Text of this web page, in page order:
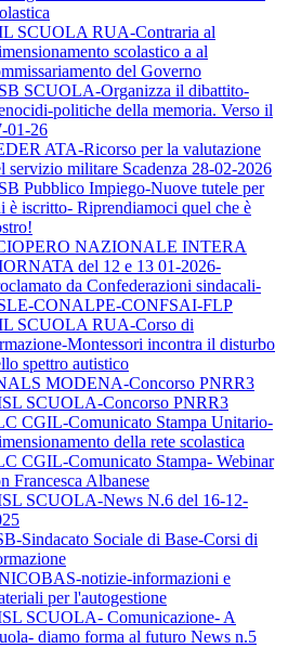
SCUOLA RUA-Contraria al
scolastico a al
del Governo
SCUOLA-Organizza il dibattito-
politiche della memoria. Verso il
01-26
ATA-Ricorso per la valutazione
servizio militare Scadenza 28-02-2026
Pubblico Impiego-Nuove tutele per
è iscritto- Riprendiamoci quel che è
NAZIONALE INTERA
del 12 e 13 01-2026-
da Confederazioni sindacali-
CONALPE-CONFSAI-FLP
SCUOLA RUA-Corso di
Montessori incontra il disturbo
spettro autistico
MODENA-Concorso PNRR3
SCUOLA-Concorso PNRR3
CGIL-Comunicato Stampa Unitario-
della rete scolastica
CGIL-Comunicato Stampa- Webinar
Francesca Albanese
SCUOLA-News N.6 del 16-12-
Sindacato Sociale di Base-Corsi di
notizie-informazioni e
per l'autogestione
SCUOLA- Comunicazione- A
diamo forma al futuro News n.5